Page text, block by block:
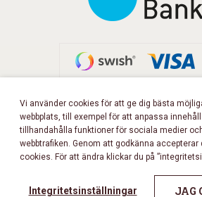
FÖLJ OSS PÅ
Copyright 2026 ©
Vi använder cookies för att ge dig bästa
webbplats, till exempel för att anpassa
tillhandahålla funktioner för sociala medier
webbtrafiken. Genom att godkänna accepterar
cookies. För att ändra klickar du på
Integritetsinställningar JAG